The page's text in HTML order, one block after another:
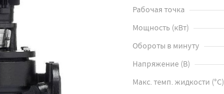
Рабочая точка
Мощность (кВт)
Обороты в минуту
Напряжение (В)
Макс. темп. жидкости (°C)